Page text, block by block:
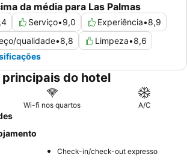
da média para Las Palmas
Serviço•9,0 Experiência•8,9
qualidade•8,8 Limpeza•8,6
do hotel
Wi-fi nos quartos A/C
Check-in/check-out expresso